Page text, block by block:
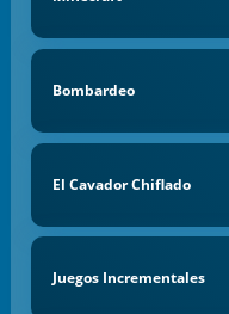
Bombardeo
El Cavador Chiflado
Juegos Incrementales